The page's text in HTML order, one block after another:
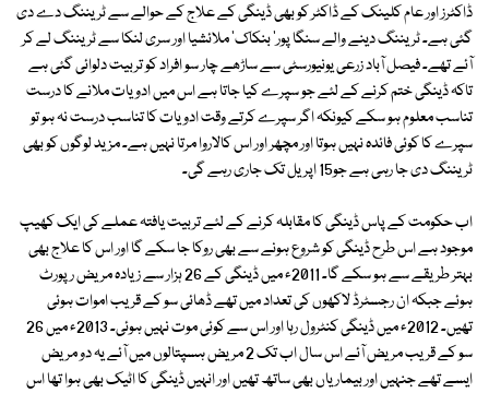
ڈاکٹرز اور عام کلینک کے ڈاکٹر کو بھی ڈینگی کے علاج کے حوالے سے ٹریننگ دے دی
گئی ہے۔ ٹریننگ دینے والے سنگا پور' بنکاک' ملائشیا اور سری لنکا سے ٹریننگ لے کر
آئے تھے۔ فیصل آباد زرعی یونیورسٹی سے ساڑھے چار سو افراد کو تربیت دلوائی گئی ہے
تاکہ ڈینگی ختم کرنے کے لئے جو سپرے کیا جاتا ہے اس میں ادویات ملانے کا درست
تناسب معلوم ہو سکے کیونکہ اگر سپرے کرتے وقت ادویات کا تناسب درست نہ ہو تو
سپرے کا کوئی فائدہ نہیں ہوتا اور مچھر اور اس کالاروا مرتا نہیں ہے۔ مزید لوگوں کو بھی
ٹریننگ دی جا رہی ہے جو15 اپریل تک جاری رہے گی۔
اب حکومت کے پاس ڈینگی کا مقابلہ کرنے کے لئے تربیت یافتہ عملے کی ایک کھیپ
موجود ہے اس طرح ڈینگی کو شروع ہونے سے بھی روکا جا سکے گا اور اس کا علاج بھی
بہتر طریقے سے ہو سکے گا۔ 2011ء میں ڈینگی کے 26 ہزار سے زیادہ مریض رپورٹ
ہوئے جبکہ ان رجسٹرڈ لاکھوں کی تعداد میں تھے ڈھائی سو کے قریب اموات ہوئی
تھیں۔ 2012ء میں ڈینگی کنٹرول رہا اور اس سے کوئی موت نہیں ہوئی۔ 2013ء میں 26
سو کے قریب مریض آئے اس سال اب تک 2 مریض ہسپتالوں میں آئے یہ دو مریض
ایسے تھے جنہیں اور بیماریاں بھی ساتھ تھیں اور انہیں ڈینگی کا اٹیک بھی ہوا تھا اس